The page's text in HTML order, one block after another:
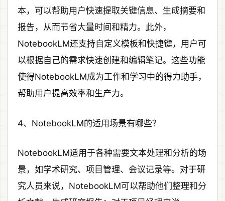
本，可以帮助用户快速提取关键信息、生成摘要和
报告，从而节省大量时间和精力。此外，
NotebookLM还支持自定义模板和快捷键，用户可
以根据自己的需求快速创建和编辑笔记。这些功能
使得NotebookLM成为工作和学习中的得力助手，
帮助用户提高效率和生产力。
4、NotebookLM的适用场景有哪些？
NotebookLM适用于各种需要文本处理和分析的场
景，如学术研究、项目管理、会议记录等。对于研
究人员来说，NotebookLM可以帮助他们整理和分